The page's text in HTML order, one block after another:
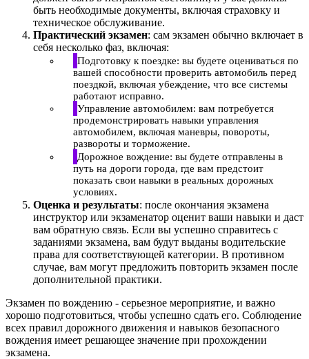
быть необходимые документы, включая страховку и
техническое обслуживание.
Практический экзамен: сам экзамен обычно включает в
себя несколько фаз, включая:
Подготовку к поездке: вы будете оцениваться по
вашей способности проверить автомобиль перед
поездкой, включая убеждение, что все системы
работают исправно.
Управление автомобилем: вам потребуется
продемонстрировать навыки управления
автомобилем, включая маневры, повороты,
развороты и торможение.
Дорожное вождение: вы будете отправлены в
путь на дороги города, где вам предстоит
показать свои навыки в реальных дорожных
условиях.
Оценка и результаты: после окончания экзамена
инструктор или экзаменатор оценит ваши навыки и даст
вам обратную связь. Если вы успешно справитесь с
заданиями экзамена, вам будут выданы водительские
права для соответствующей категории. В противном
случае, вам могут предложить повторить экзамен после
дополнительной практики.
Экзамен по вождению - серьезное мероприятие, и важно
хорошо подготовиться, чтобы успешно сдать его. Соблюдение
всех правил дорожного движения и навыков безопасного
вождения имеет решающее значение при прохождении
экзамена.